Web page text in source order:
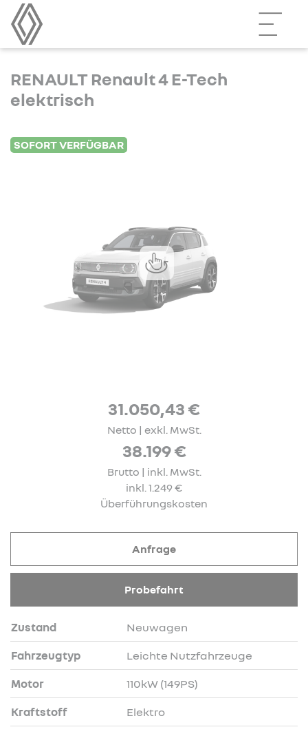
RENAULT Renault 4 E-Tech
elektrisch
SOFORT VERFÜGBAR
31.050,43 €
Netto | exkl. MwSt.
38.199 €
Brutto | inkl. MwSt.
inkl. 1.249 €
Überführungskosten
Zustand Neuwagen
Fahrzeugtyp Leichte Nutzfahrzeuge
Motor 110kW (149PS)
Kraftstoff Elektro
Anfrage
Probefahrt